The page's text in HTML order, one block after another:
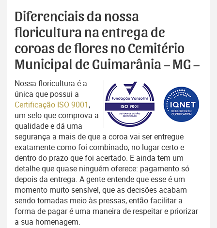
Diferenciais da nossa
floricultura na entrega de
coroas de flores no Cemitério
Municipal de Guimarânia – MG –
Nossa floricultura é a
única que possui a
Certificação ISO 9001,
um selo que comprova a
qualidade e dá uma
segurança a mais de que a coroa vai ser entregue
exatamente como foi combinado, no lugar certo e
dentro do prazo que foi acertado. E ainda tem um
detalhe que quase ninguém oferece: pagamento só
depois da entrega. A gente entende que esse é um
momento muito sensível, que as decisões acabam
sendo tomadas meio às pressas, então facilitar a
forma de pagar é uma maneira de respeitar e priorizar
a sua homenagem.